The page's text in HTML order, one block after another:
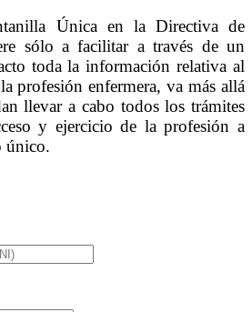
Única en la Directiva de
sólo a facilitar a través de un
toda la información relativa al
profesión enfermera, va más allá
llevar a cabo todos los trámites
y ejercicio de la profesión a
único.